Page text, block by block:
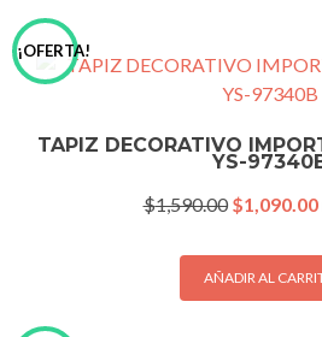
¡OFERTA!
TAPIZ DECORATIVO
YS-
$1,590.00 Original
was:
$1,590.00.
$1,090.00
AÑADIR AL